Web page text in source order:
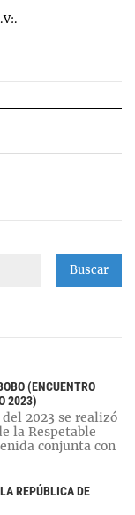
(ENCUENTRO
2023)
2023 se realizó
la Respetable
conjunta con
REPÚBLICA DE